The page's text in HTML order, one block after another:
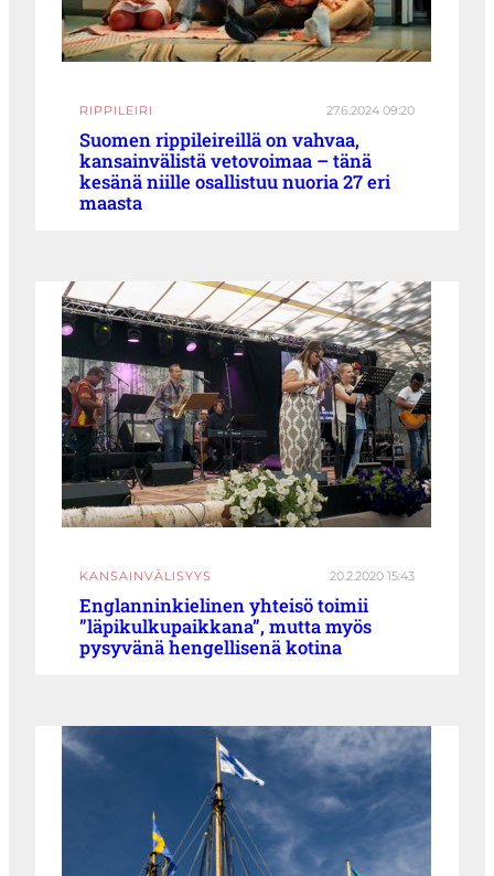
RIPPILEIRI 27.6.2024 09:20
Suomen rippileireillä on vahvaa,
kansainvälistä vetovoimaa – tänä
kesänä niille osallistuu nuoria 27 eri
maasta
KANSAINVÄLISYYS 20.2.2020 15:43
Englanninkielinen yhteisö toimii
”läpikulkupaikkana”, mutta myös
pysyvänä hengellisenä kotina